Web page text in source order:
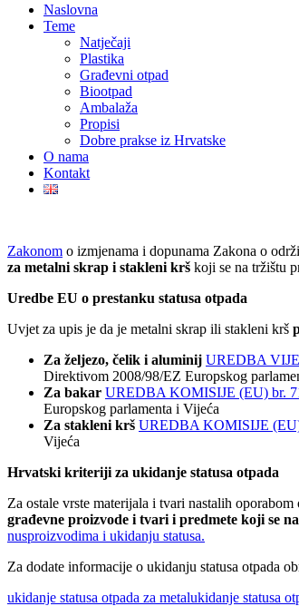
Naslovna
Teme
Natječaji
Plastika
Građevni otpad
Biootpad
Ambalaža
Propisi
Dobre prakse iz Hrvatske
O nama
Kontakt
Zakonom o izmjenama i dopunama Zakona o
za metalni skrap i stakleni krš koji se na tržištu
Uredbe EU o prestanku statusa otpada
Uvjet za upis je da je metalni skrap ili stakleni krš
Za željezo, čelik i aluminij UREDBA
Direktivom 2008/98/EZ Europskog
Za bakar UREDBA KOMISIJE (EU) br.
Europskog parlamenta i Vijeća
Za stakleni krš UREDBA KOMISIJE
Vijeća
Hrvatski kriteriji za ukidanje statusa otpada
Za ostale vrste materijala i tvari nastalih
građevne proizvode i tvari i predmete koji se
nusproizvodima i ukidanju statusa.
Za dodate informacije o ukidanju statusa otpada
ukidanje statusa otpada za metalukidanje statusa